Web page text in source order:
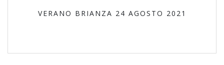
VERANO BRIANZA 24 AGOSTO 2021